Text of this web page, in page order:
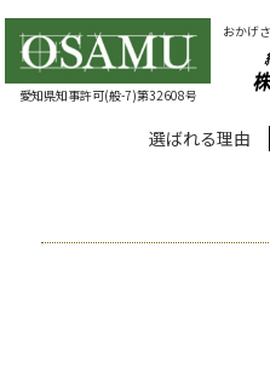
愛知県知事許可(般-7)第32608号
おかげ
選ばれる理由